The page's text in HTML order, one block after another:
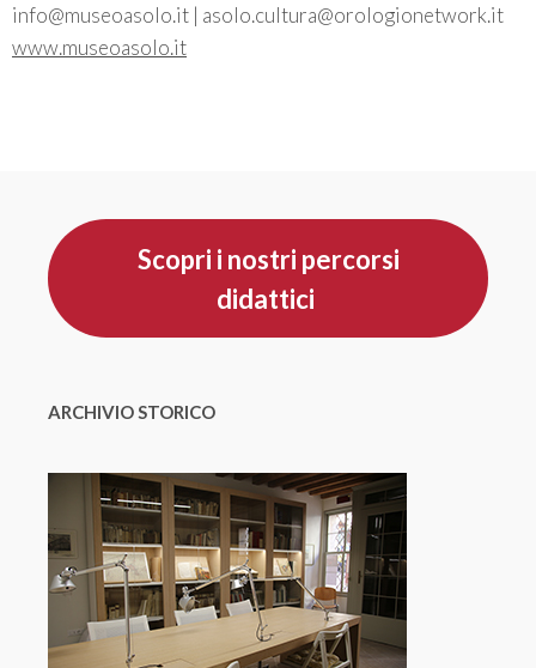
info@museoasolo.it | asolo.cultura@orologionetwork.it
www.museoasolo.it
Scopri i nostri percorsi
didattici
ARCHIVIO STORICO